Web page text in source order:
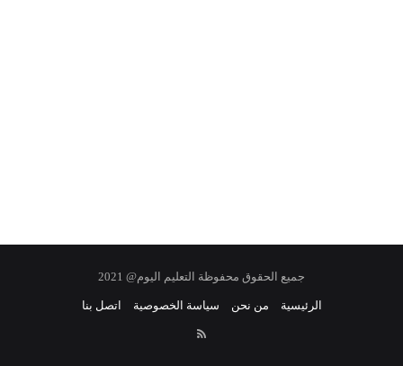
جميع الحقوق محفوظة التعليم اليوم@ 2021
الرئيسية من نحن سياسة الخصوصية اتصل بنا
RSS